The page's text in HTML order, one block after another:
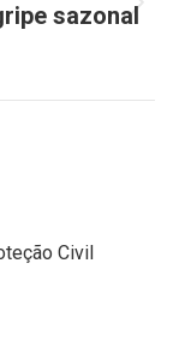
sazonal
Civil